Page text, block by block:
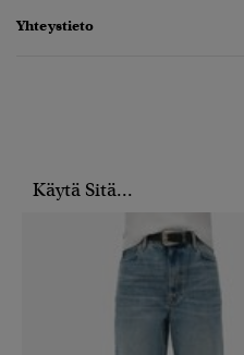
Yhteystieto
Käytä Sitä...